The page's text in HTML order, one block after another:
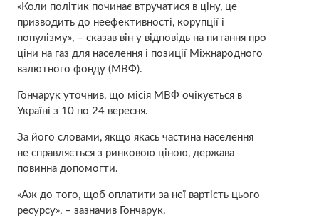
«Коли політик починає втручатися в ціну, це
призводить до неефективності, корупції і
популізму», – сказав він у відповідь на питання про
ціни на газ для населення і позиції Міжнародного
валютного фонду (МВФ).
Гончарук уточнив, що місія МВФ очікується в
Україні з 10 по 24 вересня.
За його словами, якщо якась частина населення
не справляється з ринковою ціною, держава
повинна допомогти.
«Аж до того, щоб оплатити за неї вартість цього
ресурсу», – зазначив Гончарук.